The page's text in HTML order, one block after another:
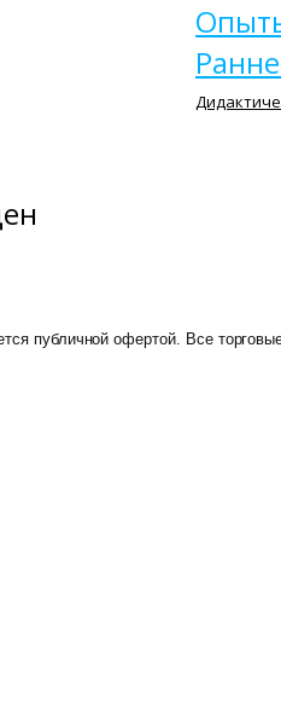
публичной офертой. Все